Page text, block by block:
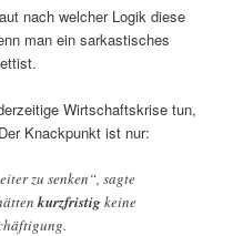
nach welcher Logik diese
man ein sarkastisches
Wirtschaftskrise tun,
Knackpunkt ist nur:
zu senken“, sagte
kurzfristigkeine